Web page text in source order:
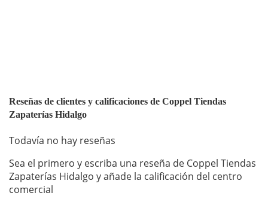
Reseñas de clientes y calificaciones de Coppel Tiendas
Zapaterías Hidalgo
Todavía no hay reseñas
Sea el primero y escriba una reseña de Coppel Tiendas
Zapaterías Hidalgo y añade la calificación del centro
comercial